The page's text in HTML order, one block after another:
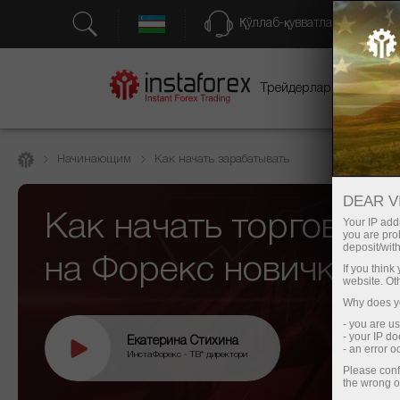
Қўллаб-қувватлаш
Трейдерлар учун
Начинающим Как начать зарабатывать
Как начать торговать
на Форекс новичку?
Екатерина Стихина
ИнстаФорекс - ТВ* директори
DEAR
Your IP
you are
deposit/
If you
website.
Why does
- you are
- your IP
- an error
Please
the wrong